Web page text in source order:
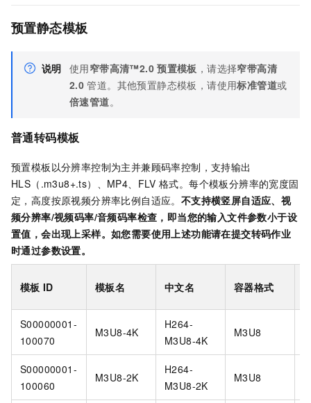
预置静态模板
说明 使用窄带高清™2.0 预置模板 ，请选择窄带高清
2.0 管道。其他预置静态模板，请使用标准管道或
倍速管道。
普通转码模板
预置模板以分辨率控制为主并兼顾码率控制，支持输出
HLS（.m3u8+.ts）、MP4、FLV 格式。每个模板分辨率的宽度固
定，高度按原视频分辨率比例自适应。 不支持横竖屏自适应、视
频分辨率/视频码率/音频码率检查，即当您的输入文件参数小于设
置值，会出现上采样。如您需要使用上述功能请在提交转码作业
时通过参数设置。
模板 ID 模板名 中文名 容器格式
S00000001-
100070
M3U8-4K
H264-
M3U8-4K
M3U8
S00000001-
100060
M3U8-2K
H264-
M3U8-2K
M3U8